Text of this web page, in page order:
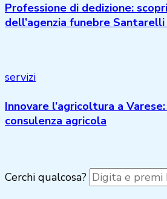
Professione di dedizione:
dell’agenzia funebre Santarelli
servizi
Innovare l’agricoltura a
consulenza agricola
Cerchi qualcosa?